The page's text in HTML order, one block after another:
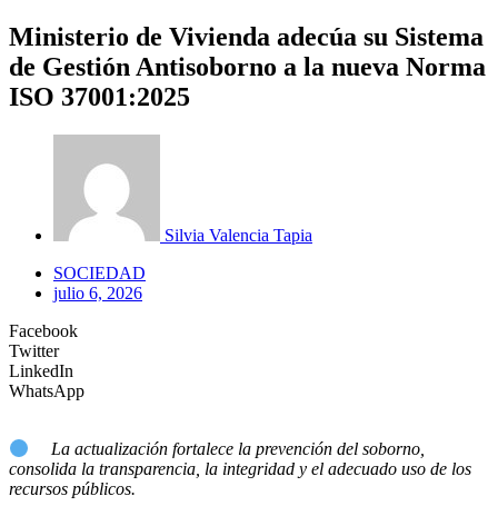
Ministerio de Vivienda adecúa su Sistema
de Gestión Antisoborno a la nueva Norma
ISO 37001:2025
Silvia Valencia Tapia
SOCIEDAD
julio 6, 2026
Facebook
Twitter
LinkedIn
WhatsApp
La actualización fortalece la prevención del soborno,
consolida la transparencia, la integridad y el adecuado uso de los
recursos públicos.